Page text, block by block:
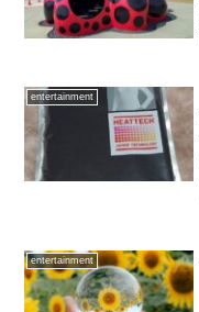
entertainment
entertainment